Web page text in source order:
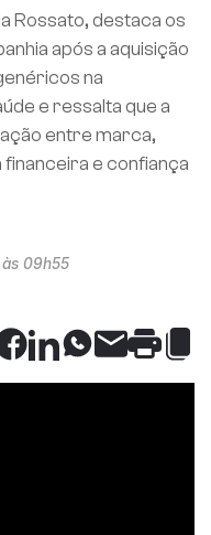
Rossato, destaca os
após a aquisição
na
e ressalta que a
entre marca,
e confiança
09h55